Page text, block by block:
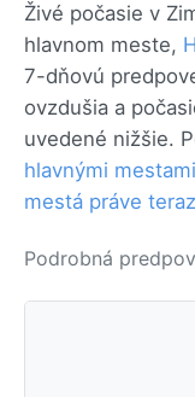
Živé počasie v
hlavnom meste,
7-dňovú
ovzdušia a
uvedené nižšie.
hlavnými mestami
mestá práve teraz
Podrobná